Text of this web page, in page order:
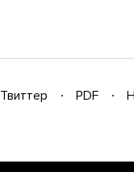
Твиттер PDF